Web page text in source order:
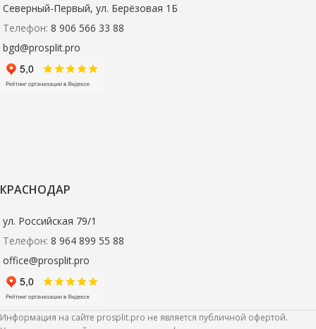
Северный-Первый, ул. Берёзовая 1Б
Телефон: 8 906 566 33 88
bgd@prosplit.pro
КРАСНОДАР
ул. Российская 79/1
Телефон: 8 964 899 55 88
office@prosplit.pro
Информация на сайте prosplit.pro не является публичной офертой.